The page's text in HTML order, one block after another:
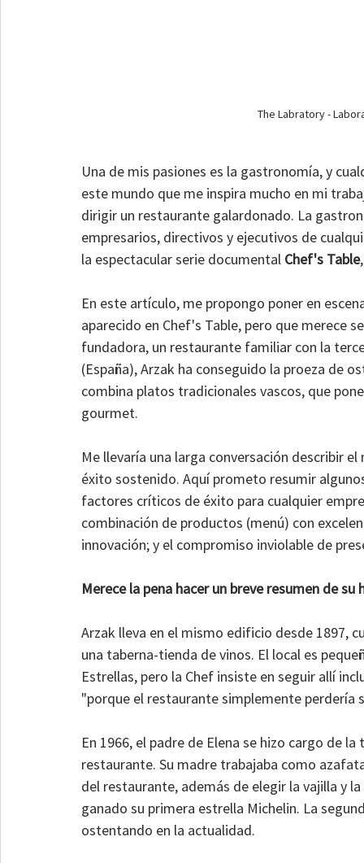
The Labratory -
Una de mis pasiones es la gastronomía, y
este mundo que me inspira mucho en mi
dirigir un restaurante galardonado. La
empresarios, directivos y ejecutivos de
la espectacular serie documental Chef's Table
En este artículo, me propongo poner en
aparecido en Chef's Table, pero que merece
fundadora, un restaurante familiar con la
(España), Arzak ha conseguido la proeza de
combina platos tradicionales vascos, que
gourmet.
Me llevaría una larga conversación describir
éxito sostenido. Aquí prometo resumir
factores críticos de éxito para cualquier
combinación de productos (menú) con
innovación; y el compromiso inviolable de
Merece la pena hacer un breve resumen de su
Arzak lleva en el mismo edificio desde 1897,
una taberna-tienda de vinos. El local es
Estrellas, pero la Chef insiste en seguir allí
"porque el restaurante simplemente perdería
En 1966, el padre de Elena se hizo cargo de
restaurante. Su madre trabajaba como
del restaurante, además de elegir la vajilla y
ganado su primera estrella Michelin. La
ostentando en la actualidad.